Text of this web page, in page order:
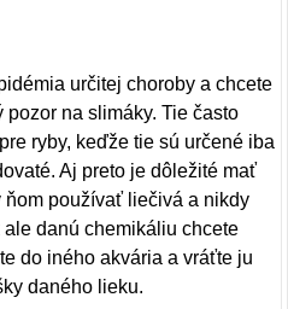
určitej choroby a chcete
na slimáky. Tie často
ryby, keďže tie sú určené iba
Aj preto je dôležité mať
ňom používať liečivá a nikdy
danú chemikáliu chcete
do iného akvária a vráťte ju
daného lieku.